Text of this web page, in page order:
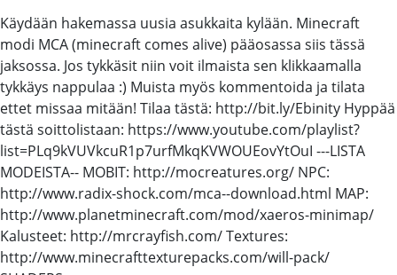
Käydään hakemassa uusia asukkaita kylään. Minecraft
modi MCA (minecraft comes alive) pääosassa siis tässä
jaksossa. Jos tykkäsit niin voit ilmaista sen klikkaamalla
tykkäys nappulaa :) Muista myös kommentoida ja tilata
ettet missaa mitään! Tilaa tästä: http://bit.ly/Ebinity Hyppää
tästä soittolistaan: https://www.youtube.com/playlist?
list=PLq9kVUVkcuR1p7urfMkqKVWOUEovYtOuI ---LISTA
MODEISTA-- MOBIT: http://mocreatures.org/ NPC:
http://www.radix-shock.com/mca--download.html MAP:
http://www.planetminecraft.com/mod/xaeros-minimap/
Kalusteet: http://mrcrayfish.com/ Textures:
http://www.minecrafttexturepacks.com/will-pack/